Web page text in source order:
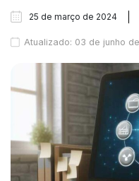
25 de março de 2024
Atualizado: 03 de junho